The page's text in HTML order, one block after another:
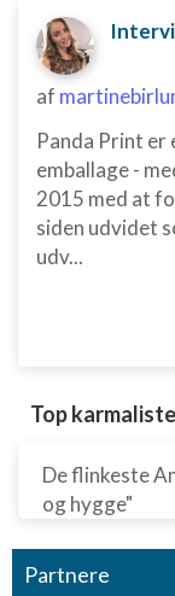
af
Panda Print er
emballage -
2015 med at
siden udvidet
udv...
Top
De flinkeste
og hygge"
Partnere